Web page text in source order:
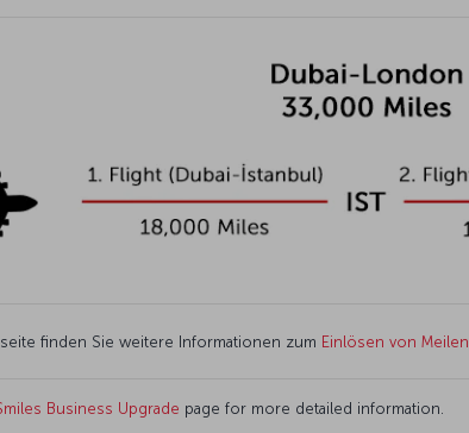
finden Sie weitere Informationen zum Einlösen von Meilen
Business Upgrade page for more detailed information.